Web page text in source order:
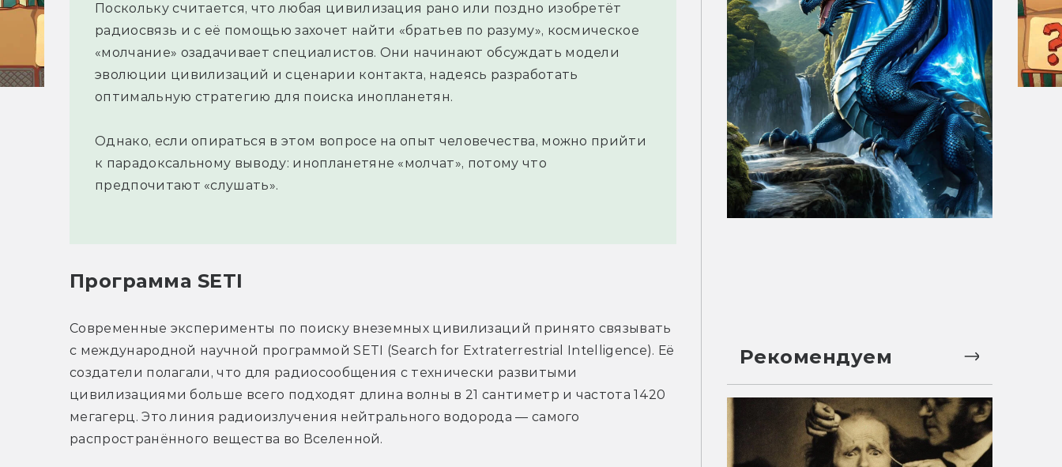
Поскольку считается, что любая цивилизация рано или поздно изобретёт
радиосвязь и с её помощью захочет найти «братьев по разуму», космическое
«молчание» озадачивает специалистов. Они начинают обсуждать модели
эволюции цивилизаций и сценарии контакта, надеясь разработать
оптимальную стратегию для поиска инопланетян.
Однако, если опираться в этом вопросе на опыт человечества, можно прийти
к парадоксальному выводу: инопланетяне «молчат», потому что
предпочитают «слушать».
Программа SETI
Современные эксперименты по поиску внеземных цивилизаций принято связывать
с международной научной программой SETI (Search for Extraterrestrial Intelligence). Её
создатели полагали, что для радиосообщения с технически развитыми
цивилизациями больше всего подходят длина волны в 21 сантиметр и частота 1420
мегагерц. Это линия радиоизлучения нейтрального водорода — самого
распространённого вещества во Вселенной.
Рекомендуем